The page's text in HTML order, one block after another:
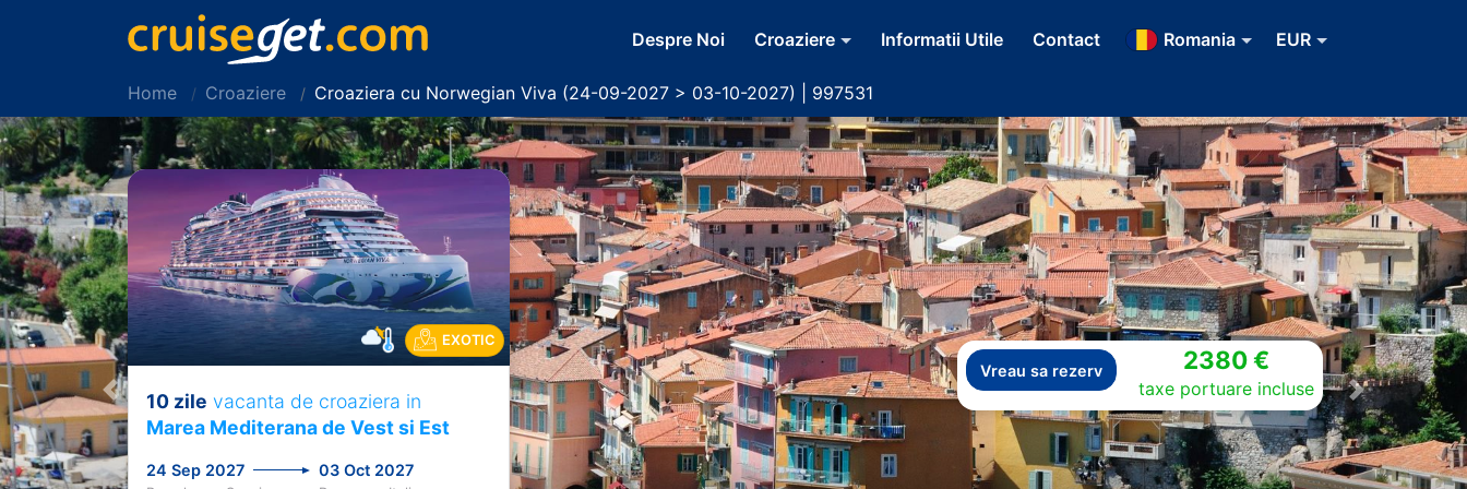
Despre Noi Croaziere Informatii Utile Contact Romania EUR
Home Croaziere Croaziera cu Norwegian Viva (24-09-2027 > 03-10-2027) | 997531
Vreau sa rezerv 2380 €
taxe portuare incluse
Previous Next
EXOTIC
10 zile vacanta de croaziera in
Marea Mediterana de Vest si Est
24 Sep 2027 03 Oct 2027